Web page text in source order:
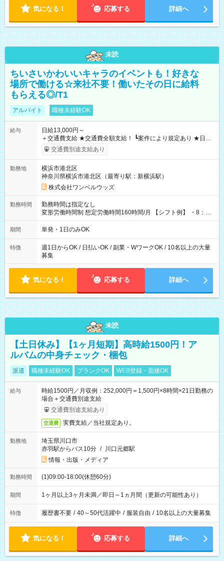
気になる！ 応募する 詳細へ
未読
ちいさいかわいいキャラのイベントも！好きな
場所で働ける☆来社不要！働いたその日に給料
もらえる◎/T1
アルバイト 職種未経験OK
給与
日給13,000円～
＋交通費支給 ★交通費全額支給！ ┗案件により規定あり ★日払
いOK！（規定あり） ┗働いたその日に現金GET♪ お仕事後はコ
ンビニATMから 日払い分を引き落とせます！ 【試用期間】試
交通費別途支給あり
勤務地
横浜市港北区
神奈川県横浜市港北区（最寄り駅：新横浜駅）
株式会社ワンベルウッズ
勤務時間
勤務時間は指定なし
変形労働時間制 想定労働時間160時間/月 【シフト例】 ・8：00
～21：00
期間 単発・1日のみOK
特徴
週1日からOK / 日払いOK / 副業・WワークOK / 10名以上の大量
募集
気になる！ 応募する 詳細へ
未読
【土日休み】【1ヶ月短期】高時給1500円！ア
ルバムの中身チェック・梱包
派遣 職種未経験OK ブランクOK WEB登録・面接OK
給与
時給1500円／月収例：252,000円＝1,500円×8時間×21日勤務の
場合＋交通費別途支給
交通費別途支給あり
交通費 実費支給／当社規定あり。
勤務地
埼玉県川口市
赤羽駅からバス10分 / 川口元郷駅
情報・出版・メディア
勤務時間 (1)09:00-18:00(休憩60分)
期間 1ヶ月以上3ヶ月未満／即日～1ヵ月間（更新の可能性あり）
特徴 履歴書不要 / 40～50代活躍中 / 服装自由 / 10名以上の大量募集
気になる！ 応募する 詳細へ